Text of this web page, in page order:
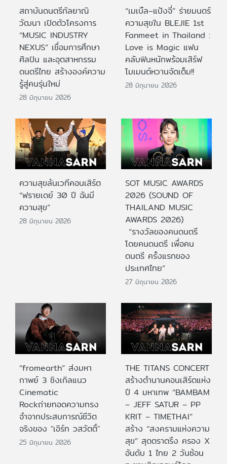
สถาบันดนตรีกัลยาณิ
วัฒนา เปิดตัวโครงการ
“MUSIC INDUSTRY
NEXUS” เชื่อมการศึกษา
ศิลปิน และอุตสาหกรรม
ดนตรีไทย สร้างองค์ความ
รู้สู่คนรุ่นใหม่
28 มิถุนายน 2026
“เมเบิ้ล–แป้งจี่” ร่ายมนตร์
ความสุขใน BLEJIE 1st
Fanmeet in Thailand :
Love is Magic แฟน
คลับฟินหนักพร้อมเสิร์ฟ
โมเมนต์หวานจัดเต็ม!!
28 มิถุนายน 2026
ความสุขล้นเวทีคอนเสิร์ต
“ฟรายเดย์ 30 ปี ฉันมี
ความสุข”
28 มิถุนายน 2026
SOT MUSIC AWARDS
2026 (SOUND OF
THAILAND MUSIC
AWARDS 2026)
“รางวัลของคนดนตรี
โดยคนดนตรี เพื่อคน
ดนตรี ครั้งแรกของ
ประเทศไทย”
27 มิถุนายน 2026
“fromearth” ส่งมหา
กาพย์ 3 ซิงเกิลแนว
Cinematic
Rockถ่ายทอดความทรง
จำจากประสบการณ์ชีวิต
จริงของ "เอิร์ท วสวัตติ์"
25 มิถุนายน 2026
THE TITANS CONCERT
สร้างตำนานคอนเสิร์ตแห่ง
ปี 4 มหาเทพ “BAMBAM
– JEFF SATUR – PP
KRIT – TIMETHAI”
สร้าง “สงครามแห่งความ
สุข” สุดตราตรึง ครอง X
อันดับ 1 ไทย 2 วันซ้อน